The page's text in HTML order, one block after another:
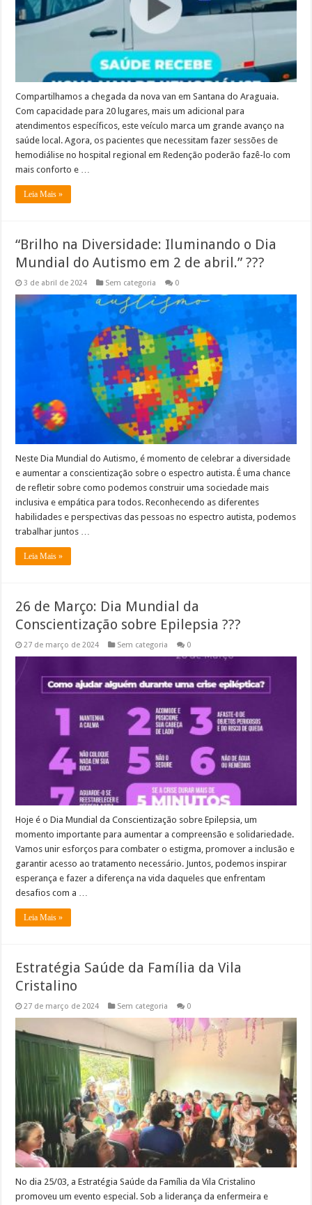
Compartilhamos a chegada da nova van em Santana do Araguaia.
Com capacidade para 20 lugares, mais um adicional para
atendimentos específicos, este veículo marca um grande avanço na
saúde local. Agora, os pacientes que necessitam fazer sessões de
hemodiálise no hospital regional em Redenção poderão fazê-lo com
mais conforto e …
Leia Mais »
“Brilho na Diversidade: Iluminando o Dia
Mundial do Autismo em 2 de abril.” ???
3 de abril de 2024 Sem categoria 0
Neste Dia Mundial do Autismo, é momento de celebrar a diversidade
e aumentar a conscientização sobre o espectro autista. É uma chance
de refletir sobre como podemos construir uma sociedade mais
inclusiva e empática para todos. Reconhecendo as diferentes
habilidades e perspectivas das pessoas no espectro autista, podemos
trabalhar juntos …
Leia Mais »
26 de Março: Dia Mundial da
Conscientização sobre Epilepsia ???
27 de março de 2024 Sem categoria 0
Hoje é o Dia Mundial da Conscientização sobre Epilepsia, um
momento importante para aumentar a compreensão e solidariedade.
Vamos unir esforços para combater o estigma, promover a inclusão e
garantir acesso ao tratamento necessário. Juntos, podemos inspirar
esperança e fazer a diferença na vida daqueles que enfrentam
desafios com a …
Leia Mais »
Estratégia Saúde da Família da Vila
Cristalino
27 de março de 2024 Sem categoria 0
No dia 25/03, a Estratégia Saúde da Família da Vila Cristalino
promoveu um evento especial. Sob a liderança da enfermeira e